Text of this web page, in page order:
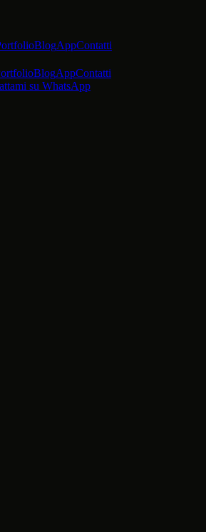
BlogAppContatti
BlogAppContatti
su WhatsApp